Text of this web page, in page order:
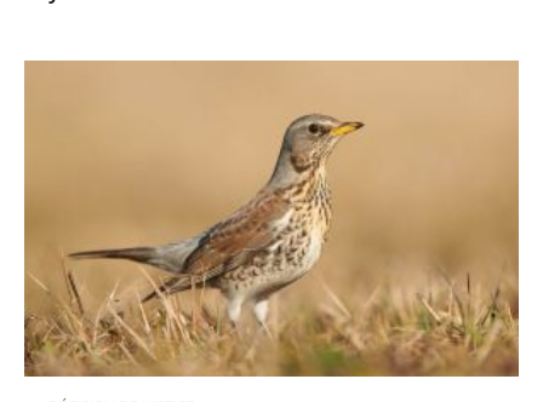
octobre
référé
du
22
septembre